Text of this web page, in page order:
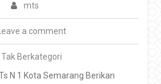
mts
a comment
Tak Berkategori
N 1 Kota Semarang Berikan